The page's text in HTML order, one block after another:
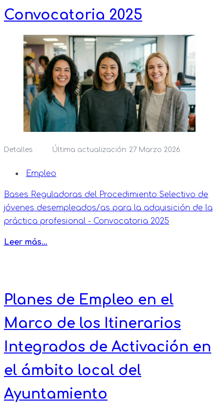
Convocatoria 2025
Detalles Última actualización: 27 Marzo 2026
Empleo
Bases Reguladoras del Procedimiento Selectivo de
jóvenes desempleados/as para la adquisición de la
práctica profesional - Convocatoria 2025
Leer más…
Planes de Empleo en el
Marco de los Itinerarios
Integrados de Activación en
el ámbito local del
Ayuntamiento